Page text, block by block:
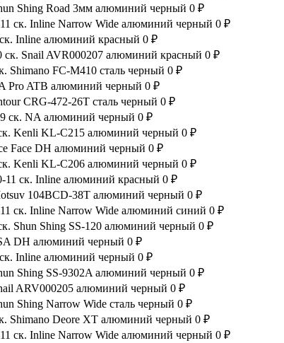
Shing Road 3мм алюминий черный 0 ₽
11 ск. Inline Narrow Wide алюминий черный 0 ₽
Inline алюминий красный 0 ₽
ск. Snail AVR000207 алюминий красный 0 ₽
Shimano FC-M410 сталь черный 0 ₽
Pro ATB алюминий черный 0 ₽
CRG-472-26T сталь черный 0 ₽
9 ск. NA алюминий черный 0 ₽
Kenli KL-C215 алюминий черный 0 ₽
Face DH алюминий черный 0 ₽
Kenli KL-C206 алюминий черный 0 ₽
11 ск. Inline алюминий красный 0 ₽
104BCD-38T алюминий черный 0 ₽
11 ск. Inline Narrow Wide алюминий синий 0 ₽
Shun Shing SS-120 алюминий черный 0 ₽
DH алюминий черный 0 ₽
ск. Inline алюминий черный 0 ₽
Shing SS-9302A алюминий черный 0 ₽
ARV000205 алюминий черный 0 ₽
Shing Narrow Wide сталь черный 0 ₽
Shimano Deore XT алюминий черный 0 ₽
11 ск. Inline Narrow Wide алюминий черный 0 ₽